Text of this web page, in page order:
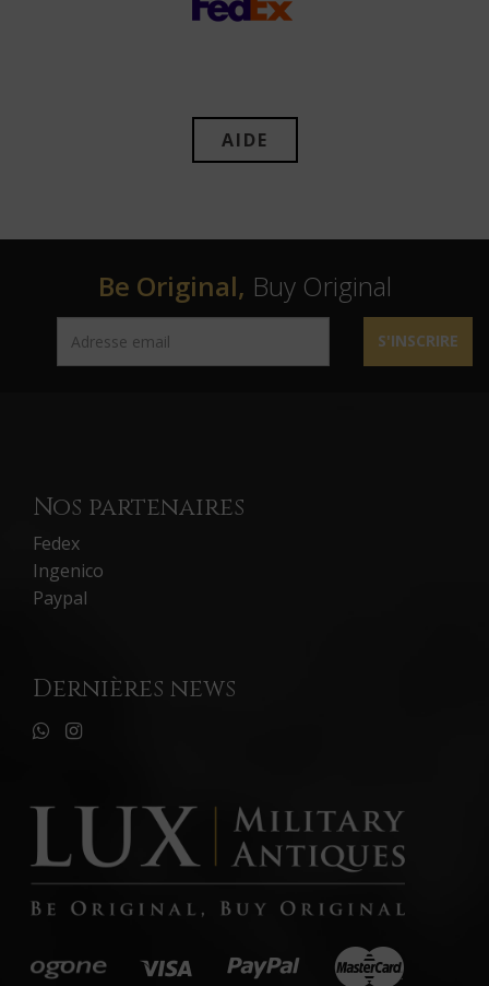
AIDE
Be Original, Buy Original
S'INSCRIRE
Nos partenaires
Fedex
Ingenico
Paypal
Dernières news